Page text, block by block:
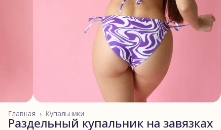
Купальники
Главная ›
Раздельный купальник на завязках